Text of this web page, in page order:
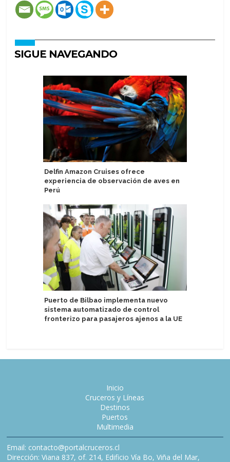
SIGUE NAVEGANDO
Delfin Amazon Cruises ofrece
experiencia de observación de aves en
Perú
Puerto de Bilbao implementa nuevo
sistema automatizado de control
fronterizo para pasajeros ajenos a la UE
Inicio
Cruceros y Líneas
Destinos
Puertos
Multimedia
Email: contacto@portalcruceros.cl
Dirección: Viana 837, of. 214, Edificio Vía Bo, Viña del Mar,